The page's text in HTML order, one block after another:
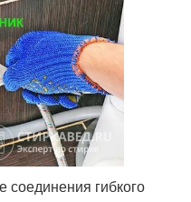
соединения гибкого